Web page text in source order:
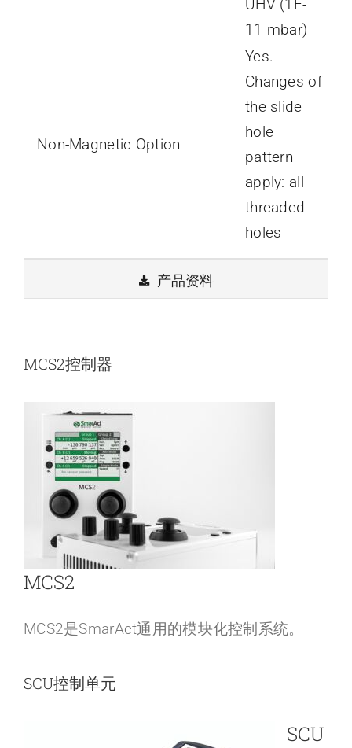
UHV (1E-
11 mbar)
Non-Magnetic Option
Yes.
Changes of
the slide
hole
pattern
apply: all
threaded
holes
产品资料
MCS2控制器
MCS2
MCS2是SmarAct通用的模块化控制系统。
SCU控制单元
SCU